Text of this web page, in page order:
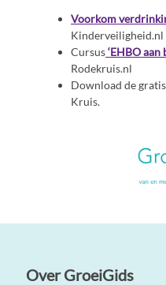
Voorkom
Kinderveiligheid.nl
Cursus‘EHBO aan
Rodekruis.nl
Download de gratis
Kruis.
Over GroeiGids